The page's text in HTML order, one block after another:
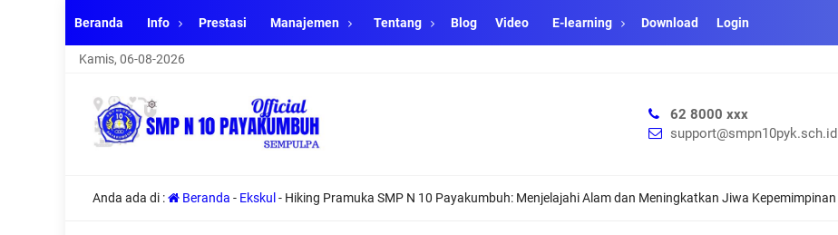
Beranda Info Prestasi Manajemen Tentang Blog Video E-learning Download Login
Kamis, 06-08-2026
62 8000 xxx
support@smpn10pyk.sch.id
Anda ada di : Beranda - Ekskul - Hiking Pramuka SMP N 10 Payakumbuh: Menjelajahi Alam dan Meningkatkan Jiwa Kepemimpinan